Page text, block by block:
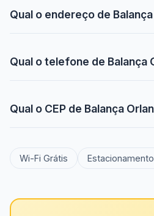
Qual o endereço de
Qual o telefone de Balança
Qual o CEP de Balança
Wi-Fi Grátis Estacionamento